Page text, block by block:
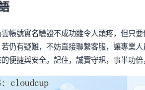
帳號實名驗證不成功雖令人頭疼，但只
仍有疑難，不妨直接聯繫客服，讓專業
的便捷與安全。記住，誠實守規，事半功倍